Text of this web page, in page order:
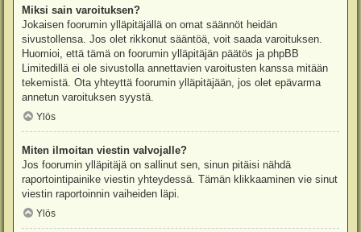
Miksi sain varoituksen?
Jokaisen foorumin ylläpitäjällä on omat säännöt heidän
sivustollensa. Jos olet rikkonut sääntöä, voit saada varoituksen.
Huomioi, että tämä on foorumin ylläpitäjän päätös ja phpBB
Limitedillä ei ole sivustolla annettavien varoitusten kanssa mitään
tekemistä. Ota yhteyttä foorumin ylläpitäjään, jos olet epävarma
annetun varoituksen syystä.
Ylös
Miten ilmoitan viestin valvojalle?
Jos foorumin ylläpitäjä on sallinut sen, sinun pitäisi nähdä
raportointipainike viestin yhteydessä. Tämän klikkaaminen vie sinut
viestin raportoinnin vaiheiden läpi.
Ylös